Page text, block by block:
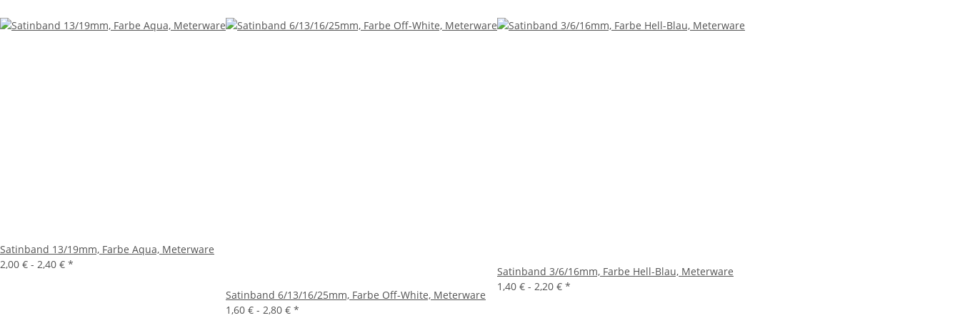
Satinband 13/19mm, Farbe Aqua, Meterware
2,00 € - 2,40 € *
Satinband 6/13/16/25mm, Farbe Off-White, Meterware
1,60 € - 2,80 € *
Satinband 3/6/16mm, Farbe Hell-Blau, Meterware
1,40 € - 2,20 € *